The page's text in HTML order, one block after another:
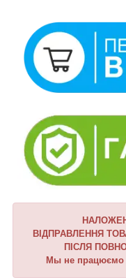
ВІДПРАВЛЕННЯ
ПІСЛЯ
Мы не працюємо